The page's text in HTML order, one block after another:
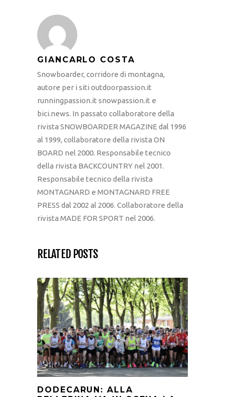
GIANCARLO COSTA
Snowboarder, corridore di montagna,
autore per i siti outdoorpassion.it
runningpassion.it snowpassion.it e
bici.news. In passato collaboratore della
rivista SNOWBOARDER MAGAZINE dal 1996
al 1999, collaboratore della rivista ON
BOARD nel 2000. Responsabile tecnico
della rivista BACKCOUNTRY nel 2001.
Responsabile tecnico della rivista
MONTAGNARD e MONTAGNARD FREE
PRESS dal 2002 al 2006. Collaboratore della
rivista MADE FOR SPORT nel 2006.
RELATED POSTS
DODECARUN: ALLA